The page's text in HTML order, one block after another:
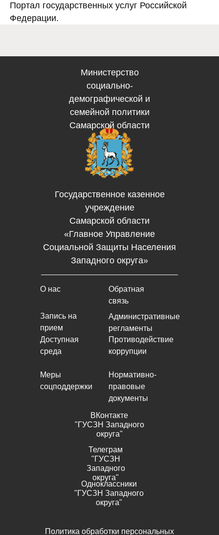
Портал государственных услуг Российской
Федерации.
Министерство
социально-
демографической и
семейной политики
Самарской области
О нас
Противодействие
коррупции
Доступная
среда
Меры
соцподдержки
Политика обработки персональных
Обратная
связь
Административные
регламенты
Нормативно-
правовые
документы
Запись на
прием
ВКонтакте
"ГУСЗН Западного
округа"
Телеграм
"ГУСЗН
Западного
округа"
Одноклассники
"ГУСЗН Западного
округа"
Государственное казенное
учреждение
Самарской области
«Главное Управление
Социальной Защиты Населения
Западного округа»